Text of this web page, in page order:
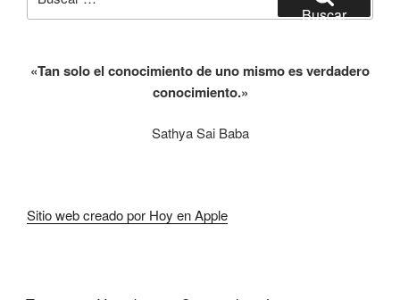
por:
Buscar
«Tan solo el conocimiento de uno mismo es verdadero
conocimiento.»
Sathya Sai Baba
Sitio web creado por Hoy en Apple